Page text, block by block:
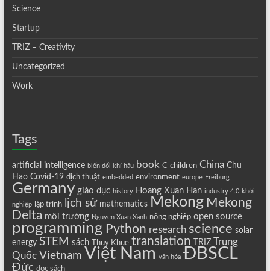
Science
Startup
TRIZ – Creativity
Uncategorized
Work
Tags
artificial intelligence biến đổi khí hậu book C children China Chu
Hao Covid-19 dịch thuật embedded environment europe Freiburg
Germany giáo dục history Hoang Xuan Han industry 4.0 khởi
nghiệp
lập trình lịch sử mathematics Mekong Mekong
Delta môi trường Nguyen Xuan Xanh nông nghiệp open source
programming Python research science solar
energy STEM sách Thuy Khue translation TRIZ
Trung
Quốc Vietnam Việt Nam văn hóa ĐBSCL
Đức đọc sách